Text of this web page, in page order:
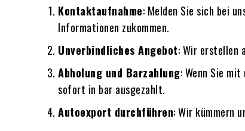
Kontaktaufnahme: Melden Sie sich bei
Informationen zukommen.
Unverbindliches Angebot: Wir erstellen
Abholung und Barzahlung: Wenn Sie
sofort in bar ausgezahlt.
Autoexport durchführen: Wir kümmern